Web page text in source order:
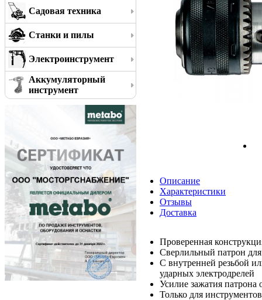
Садовая техника
Станки и пилы
Электроинструмент
Аккумуляторный
инструмент
Описание
Характеристики
Отзывы
Доставка
Проверенная
Сверлильный патрон
С внутренней резьбой
ударных электродрелей
Усилие зажатия
Только для